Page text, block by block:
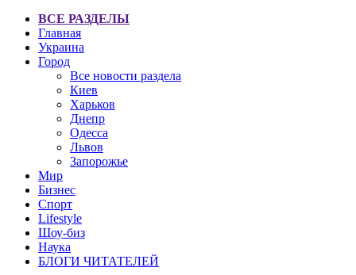
ВСЕ РАЗДЕЛЫ
Главная
Украина
Город
Все новости раздела
Киев
Харьков
Днепр
Одесса
Львов
Запорожье
Мир
Бизнес
Спорт
Lifestyle
Шоу-биз
Наука
БЛОГИ ЧИТАТЕЛЕЙ